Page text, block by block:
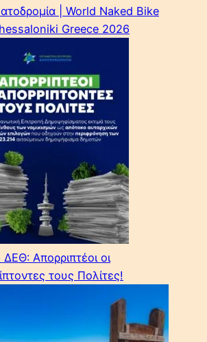
| World Naked Bike
Greece 2026
Απορριπτέοι οι
τους Πολίτες!